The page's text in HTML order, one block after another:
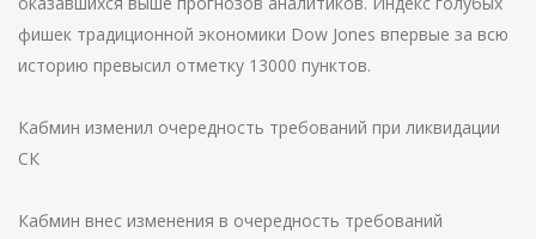
фишек традиционной экономики Dow Jones впервые за всю
историю превысил отметку 13000 пунктов.
Кабмин изменил очередность требований при ликвидации
СК
Кабмин внес изменения в очередность требований